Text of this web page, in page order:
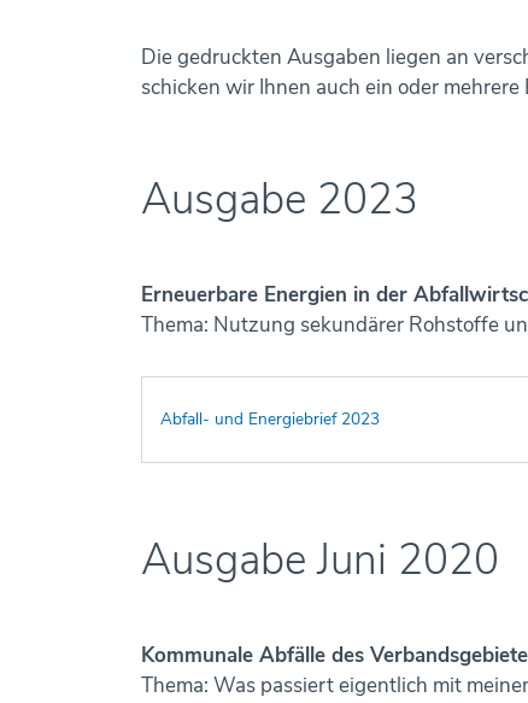
Die gedruckten Ausgaben liegen an
schicken wir Ihnen auch ein oder mehrere
Ausgabe 2023
Erneuerbare Energien in der
Thema: Nutzung sekundärer Rohstoffe
Abfall- und Energiebrief 2023
Ausgabe Juni 2020
Kommunale Abfälle des
Thema: Was passiert eigentlich mit